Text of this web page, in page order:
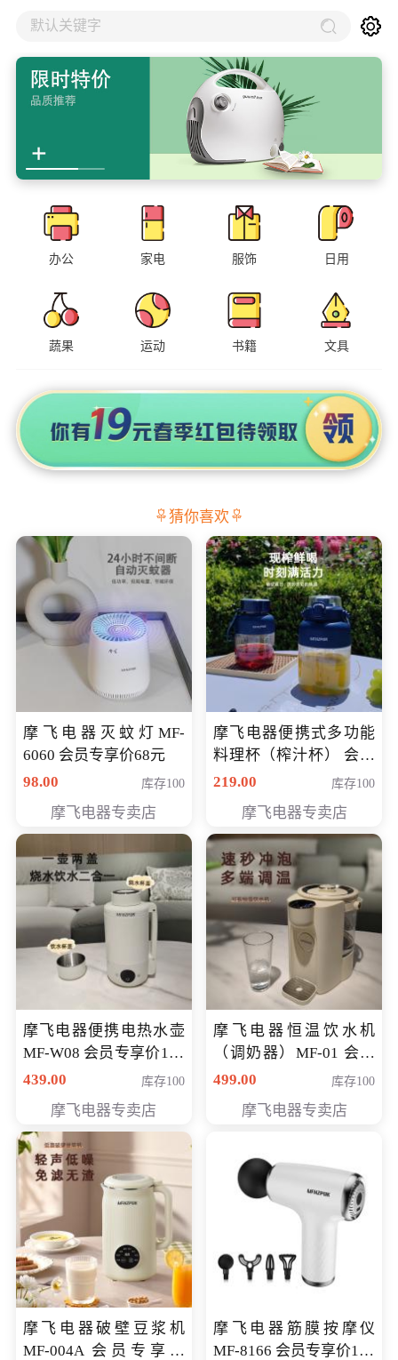
默认关键字
办公 家电 服饰 日用
蔬果 运动 书籍 文具
猜你喜欢
摩飞电器灭蚊灯MF-
6060 会员专享价68元
98.00
库存100
摩飞电器专卖店
摩飞电器便携式多功能
料理杯（榨汁杯） 会员
专享价118元
219.00 库存100
摩飞电器专卖店
摩飞电器便携电热水壶
MF-W08 会员专享价198
元
439.00 库存100
摩飞电器专卖店
摩飞电器恒温饮水机
（调奶器）MF-01 会员
专享价366元
499.00 库存100
摩飞电器专卖店
摩飞电器破壁豆浆机
MF-004A 会员专享价
摩飞电器筋膜按摩仪
MF-8166 会员专享价168